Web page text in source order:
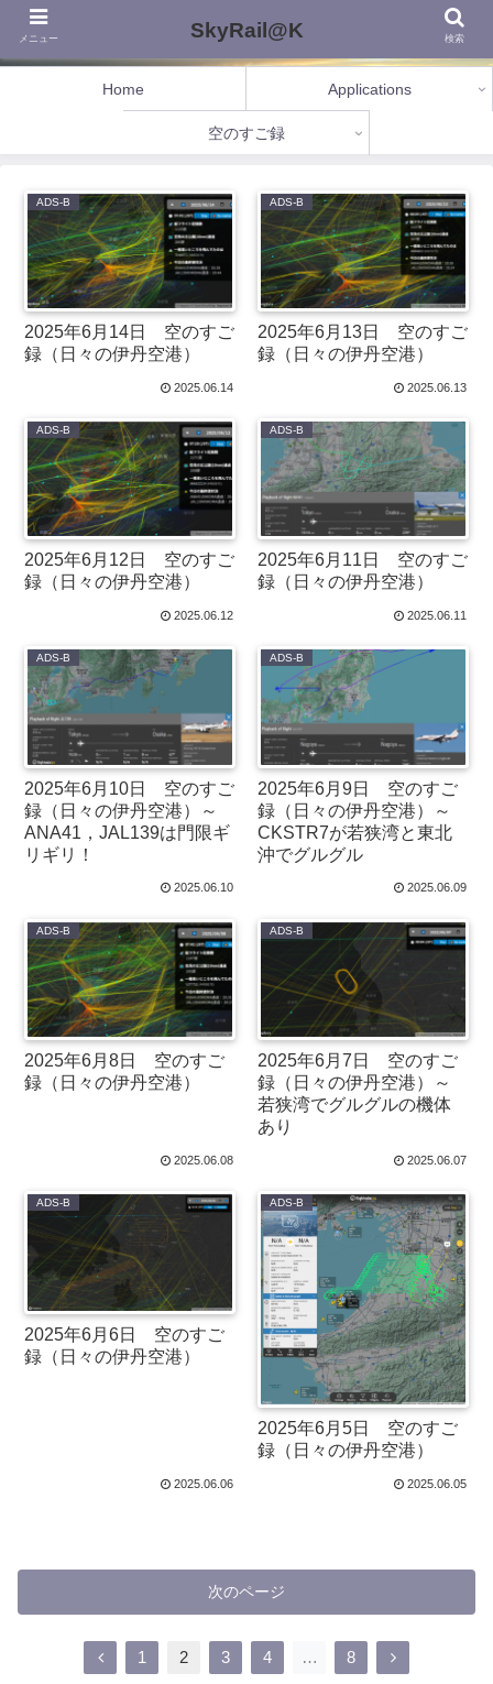
Home Applications
空のすご録
ADS-B
2025年6月14日 空のすご
録（日々の伊丹空港）
2025.06.14
ADS-B
2025年6月13日 空のすご
録（日々の伊丹空港）
2025.06.13
ADS-B
2025年6月12日 空のすご
録（日々の伊丹空港）
2025.06.12
ADS-B
2025年6月11日 空のすご
録（日々の伊丹空港）
2025.06.11
ADS-B
2025年6月10日 空のすご
録（日々の伊丹空港）～
ANA41，JAL139は門限ギ
リギリ！
2025.06.10
ADS-B
2025年6月9日 空のすご
録（日々の伊丹空港）～
CKSTR7が若狭湾と東北
沖でグルグル
2025.06.09
ADS-B
2025年6月8日 空のすご
録（日々の伊丹空港）
2025.06.08
ADS-B
2025年6月7日 空のすご
録（日々の伊丹空港）～
若狭湾でグルグルの機体
あり
2025.06.07
ADS-B
2025年6月6日 空のすご
録（日々の伊丹空港）
2025.06.06
ADS-B
2025年6月5日 空のすご
録（日々の伊丹空港）
2025.06.05
次のページ
1 2 3 4 … 8
メニュー SkyRail@K 検索